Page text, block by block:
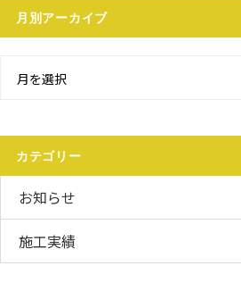
月別アーカイブ
月を選択
カテゴリー
お知らせ
施工実績